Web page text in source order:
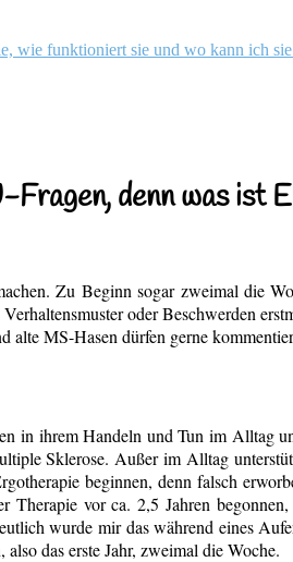
wie funktioniert sie und wo kann ich
denn was ist
Zu Beginn sogar zweimal die
oder Beschwerden
alte MS-Hasen dürfen gerne
in ihrem Handeln und Tun im Alltag
Sklerose. Außer im Alltag
beginnen, denn falsch
vor ca. 2,5 Jahren
wurde mir das während eines
das erste Jahr, zweimal die Woche.